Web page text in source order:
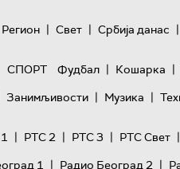
Регион | Свет | Србија данас |
СПОРТ
Фудбал | Кошарка |
Занимљивости | Музика |
| РТС 2 | РТС 3 | РТС Свет |
1 | Радио Београд 2 |